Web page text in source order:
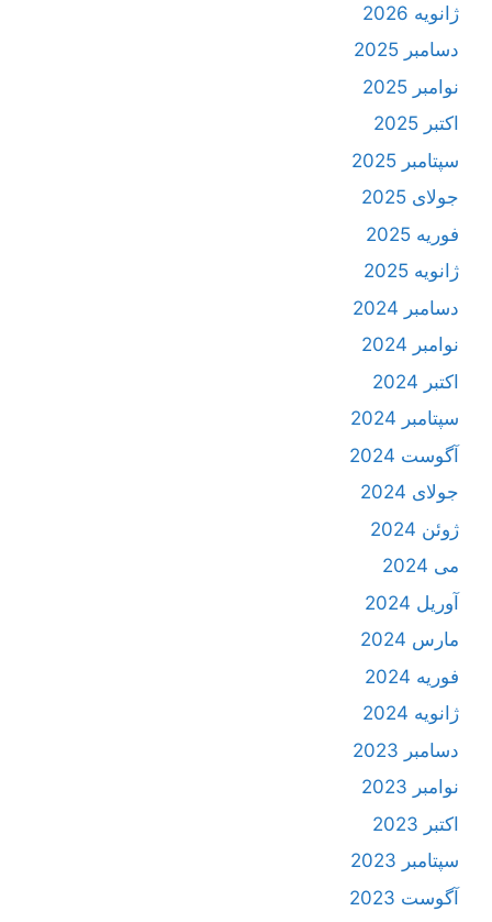
ژانویه 2026
دسامبر 2025
نوامبر 2025
اکتبر 2025
سپتامبر 2025
جولای 2025
فوریه 2025
ژانویه 2025
دسامبر 2024
نوامبر 2024
اکتبر 2024
سپتامبر 2024
آگوست 2024
جولای 2024
ژوئن 2024
می 2024
آوریل 2024
مارس 2024
فوریه 2024
ژانویه 2024
دسامبر 2023
نوامبر 2023
اکتبر 2023
سپتامبر 2023
آگوست 2023